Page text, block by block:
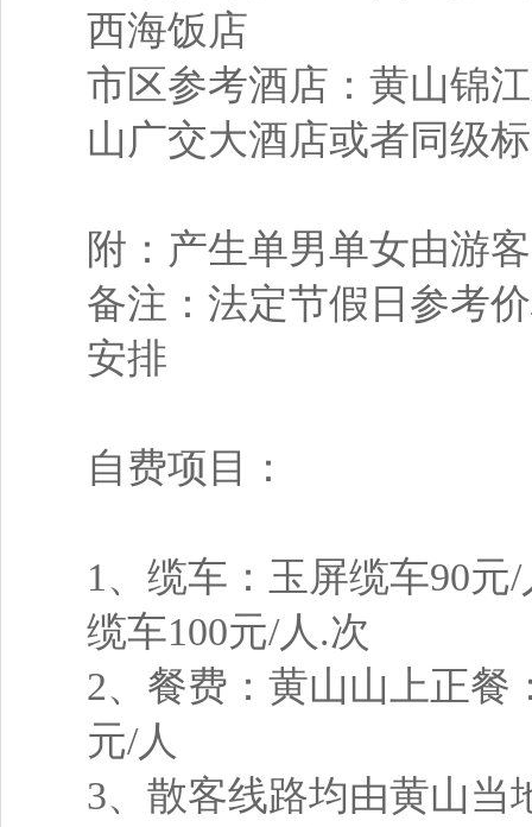
西海饭店
市区参考酒店：黄山锦
山广交大酒店或者同级
附：产生单男单女由游
备注：法定节假日参考
安排
自费项目：
1、缆车：玉屏缆车90
缆车100元/人.次
2、餐费：黄山山上正餐
元/人
3、散客线路均由黄山当